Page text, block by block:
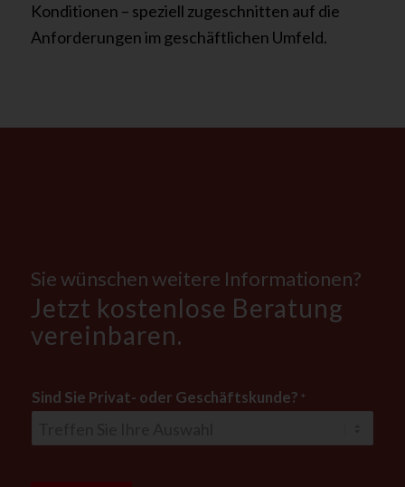
Konditionen – speziell zugeschnitten auf die
Anforderungen im geschäftlichen Umfeld.
Sie wünschen weitere Informationen?
Jetzt kostenlose Beratung
vereinbaren.
Sind Sie Privat- oder Geschäftskunde? *